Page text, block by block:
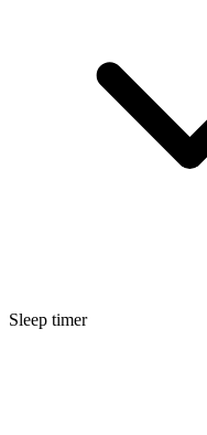
Sleep timer